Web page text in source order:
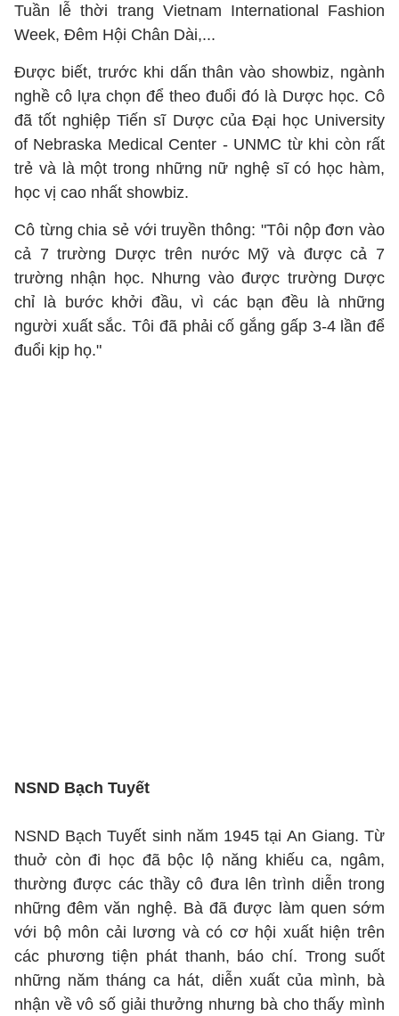
Tuần lễ thời trang Vietnam International Fashion
Week, Đêm Hội Chân Dài,...
Được biết, trước khi dấn thân vào showbiz, ngành
nghề cô lựa chọn để theo đuổi đó là Dược học. Cô
đã tốt nghiệp Tiến sĩ Dược của Đại học University
of Nebraska Medical Center - UNMC từ khi còn rất
trẻ và là một trong những nữ nghệ sĩ có học hàm,
học vị cao nhất showbiz.
Cô từng chia sẻ với truyền thông: "Tôi nộp đơn vào
cả 7 trường Dược trên nước Mỹ và được cả 7
trường nhận học. Nhưng vào được trường Dược
chỉ là bước khởi đầu, vì các bạn đều là những
người xuất sắc. Tôi đã phải cố gắng gấp 3-4 lần để
đuổi kịp họ."
NSND Bạch Tuyết
NSND Bạch Tuyết sinh năm 1945 tại An Giang. Từ
thuở còn đi học đã bộc lộ năng khiếu ca, ngâm,
thường được các thầy cô đưa lên trình diễn trong
những đêm văn nghệ. Bà đã được làm quen sớm
với bộ môn cải lương và có cơ hội xuất hiện trên
các phương tiện phát thanh, báo chí. Trong suốt
những năm tháng ca hát, diễn xuất của mình, bà
nhận về vô số giải thưởng nhưng bà cho thấy mình